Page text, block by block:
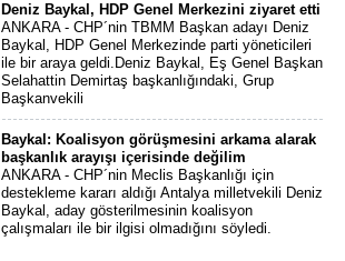
Deniz Baykal, HDP Genel Merkezini ziyaret etti
ANKARA - CHP´nin TBMM Başkan adayı Deniz
Baykal, HDP Genel Merkezinde parti yöneticileri
ile bir araya geldi.Deniz Baykal, Eş Genel Başkan
Selahattin Demirtaş başkanlığındaki, Grup
Başkanvekili
Baykal: Koalisyon görüşmesini arkama alarak
başkanlık arayışı içerisinde değilim
ANKARA - CHP´nin Meclis Başkanlığı için
destekleme kararı aldığı Antalya milletvekili Deniz
Baykal, aday gösterilmesinin koalisyon
çalışmaları ile bir ilgisi olmadığını söyledi.